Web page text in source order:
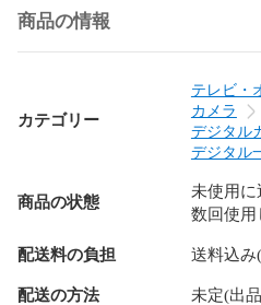
す。
商品の情報
カテゴリー
テレビ・
カメラ
デジタル
デジタル
商品の状態
未使用に
数回使用
配送料の負担 送料込み
配送の方法 未定(出